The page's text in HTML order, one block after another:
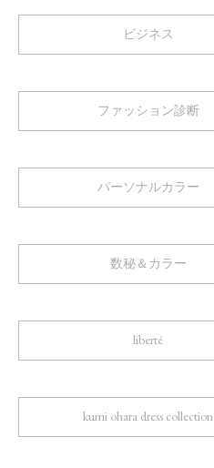
ビジネス
ファッション診断
パーソナルカラー
数秘＆カラー
liberté
kumi ohara dress collection